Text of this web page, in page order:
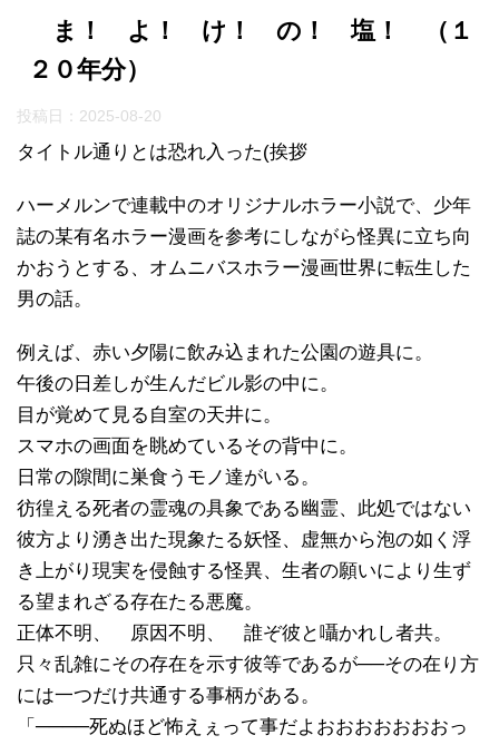
ま！ よ！ け！ の！ 塩！ （１
２０年分）
投稿日： 2025-08-20
タイトル通りとは恐れ入った(挨拶
ハーメルンで連載中のオリジナルホラー小説で、少年
誌の某有名ホラー漫画を参考にしながら怪異に立ち向
かおうとする、オムニバスホラー漫画世界に転生した
男の話。
例えば、赤い夕陽に飲み込まれた公園の遊具に。
午後の日差しが生んだビル影の中に。
目が覚めて見る自室の天井に。
スマホの画面を眺めているその背中に。
日常の隙間に巣食うモノ達がいる。
彷徨える死者の霊魂の具象である幽霊、此処ではない
彼方より湧き出た現象たる妖怪、虚無から泡の如く浮
き上がり現実を侵蝕する怪異、生者の願いにより生ず
る望まれざる存在たる悪魔。
正体不明、 原因不明、 誰ぞ彼と囁かれし者共。
只々乱雑にその存在を示す彼等であるが──その在り方
には一つだけ共通する事柄がある。
「────死ぬほど怖えぇって事だよおおおおおおおっ